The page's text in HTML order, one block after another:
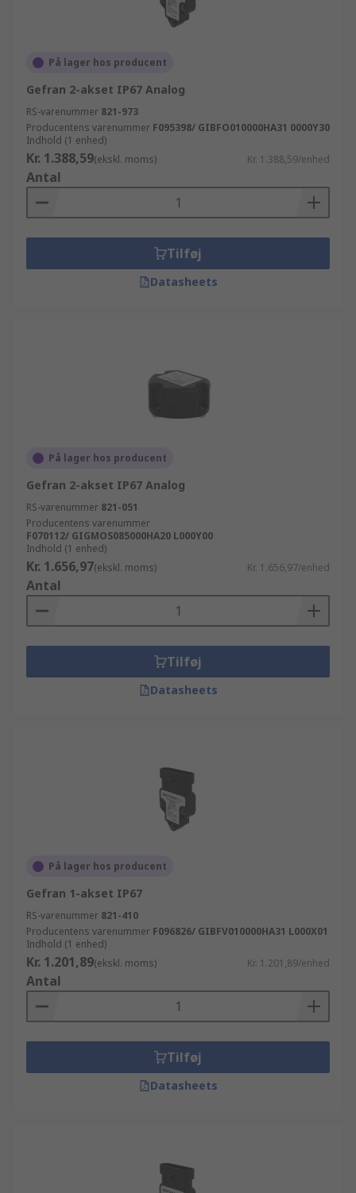
På lager hos producent
Gefran 2-akset IP67 Analog
RS-varenummer 821-973
Producentens varenummer F095398/ GIBFO010000HA31 0000Y30
Indhold (1 enhed)
Kr. 1.388,59(ekskl. moms) Kr. 1.388,59/enhed
Antal
Tilføj
Datasheets
På lager hos producent
Gefran 2-akset IP67 Analog
RS-varenummer 821-051
Producentens varenummer
F070112/ GIGMOS085000HA20 L000Y00
Indhold (1 enhed)
Kr. 1.656,97(ekskl. moms) Kr. 1.656,97/enhed
Antal
Tilføj
Datasheets
På lager hos producent
Gefran 1-akset IP67
RS-varenummer 821-410
Producentens varenummer F096826/ GIBFV010000HA31 L000X01
Indhold (1 enhed)
Kr. 1.201,89(ekskl. moms) Kr. 1.201,89/enhed
Antal
Tilføj
Datasheets